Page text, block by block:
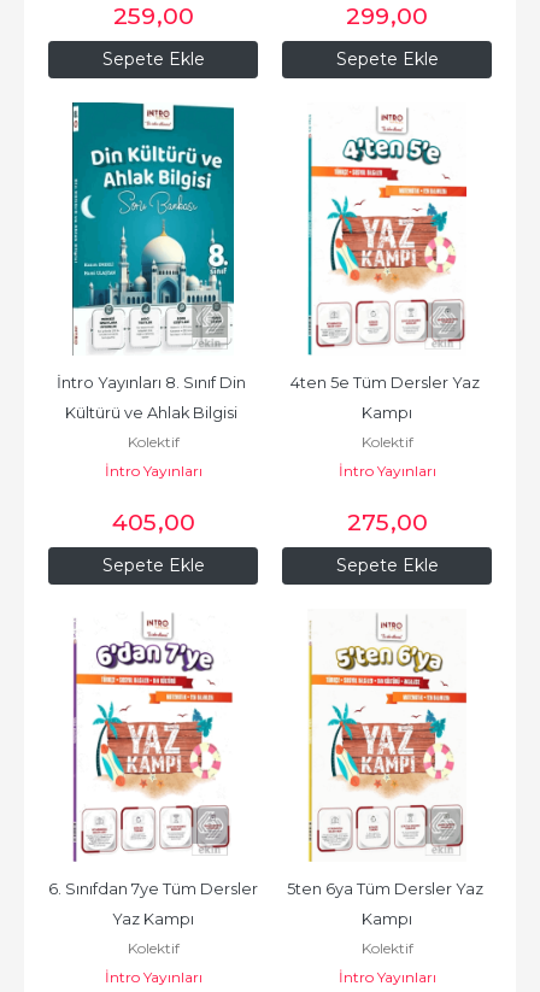
Sepete Ekle
259,00
Sepete Ekle
299,00
Sepete Ekle
İntro Yayınları 8. Sınıf Din
Kültürü ve Ahlak Bilgisi
Soru Bankası
Kolektif
İntro Yayınları
405,00
Sepete Ekle
4ten 5e Tüm Dersler Yaz
Kampı
Kolektif
İntro Yayınları
275,00
6. Sınıfdan 7ye Tüm Dersler
Yaz Kampı
Kolektif
İntro Yayınları
5ten 6ya Tüm Dersler Yaz
Kampı
Kolektif
İntro Yayınları